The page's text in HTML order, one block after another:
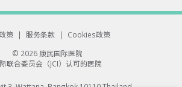
策 | 服务条款 |
Cookies政策
© 2026 康民国际医院
联合委员会（JCI）认可的医院